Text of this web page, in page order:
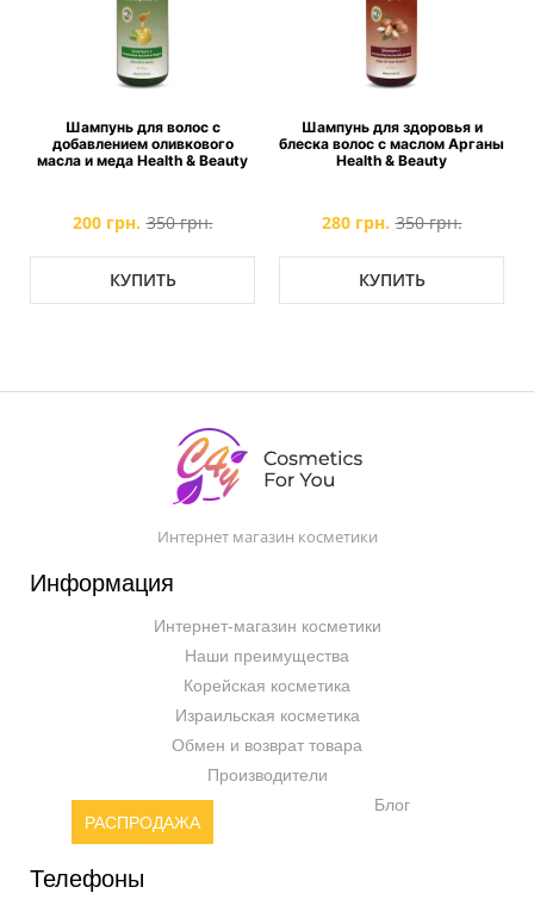
Шампунь для волос с
добавлением оливкового
масла и меда Health & Beauty
200 грн. 350 грн.
КУПИТЬ
Шампунь для здоровья и
блеска волос с маслом Арганы
Health & Beauty
280 грн. 350 грн.
КУПИТЬ
Интернет магазин косметики
Информация
Интернет-магазин косметики
Наши преимущества
Корейская косметика
Израильская косметика
Обмен и возврат товара
Производители
РАСПРОДАЖА
Блог
Телефоны